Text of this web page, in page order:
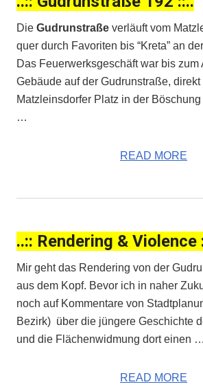
Die Gudrunstraße verläuft vom
quer durch Favoriten bis “Kreta” an
Das Feuerwerksgeschäft war bis zum
Gebäude auf der Gudrunstraße, direkt
Matzleinsdorfer Platz in der
…
READ MORE
..:: Rendering & Violence
Mir geht das Rendering von der
aus dem Kopf. Bevor ich in naher
noch auf Kommentare von
Bezirk) über die jüngere Geschichte
und die Flächenwidmung dort einen …
READ MORE